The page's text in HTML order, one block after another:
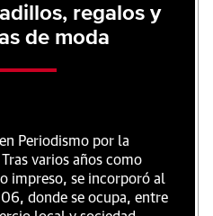
regalos y
de moda
Periodismo por la
varios años como
impreso, se incorporó al
donde se ocupa, entre